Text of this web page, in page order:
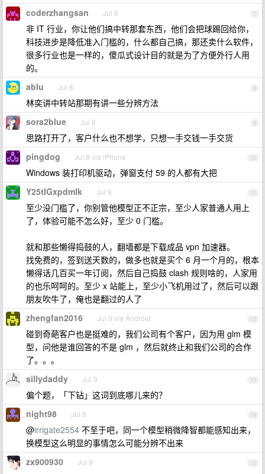
7
coderzhangsan Jul 8
非 IT 行业，你让他们搞中转那套东西，他们会把球踢回给你，
科技进步是降低准入门槛的，什么都自己搞，那还卖什么软件，
很多行业也是一样的，傻瓜式设计目的就是为了方便外行人用
的。
8
ablu Jul 8
林奕讲中转站那期有讲一些分辨方法
9
sora2blue Jul 8
思路打开了，客户什么也不想学，只想一手交钱一手交货
10
pingdog Jul 8 via iPhone
Windows 装打印机驱动，弹窗支付 59 的人都有大把
11
Y25tIGxpdmlk Jul 9
至少没门槛了，你别管他模型正不正宗，至少人家普通人用上
了，体验可能不怎么好，至少 0 门槛。
就和那些懒得捣鼓的人，翻墙都是下载成品 vpn 加速器。
找免费的，签到送天数的，做多也就是买个 6 月一个月的，根本
懒得话几百买一年订阅，然后自己捣鼓 clash 规则啥的，人家用
的也乐呵呵的。至少 x 站能上，至少小飞机用过了，然后可以跟
朋友吹牛了，俺也是翻过的人了
12
zhengfan2016 Jul 9 via Android
碰到奇葩客户也是挺难的，我们公司有个客户，因为用 glm 模
型，问他是谁回答的不是 glm ，然后就终止和我们公司的合作
了。。。
13
sillydaddy Jul 9
偏个题，「下钻」这词到底哪儿来的？
14
night98 Jul 9
@irrigate2554 不至于吧，同一个模型稍微降智都能感知出来，
换模型这么明显的事情怎么可能分辨不出来
15
zx900930 Jul 9